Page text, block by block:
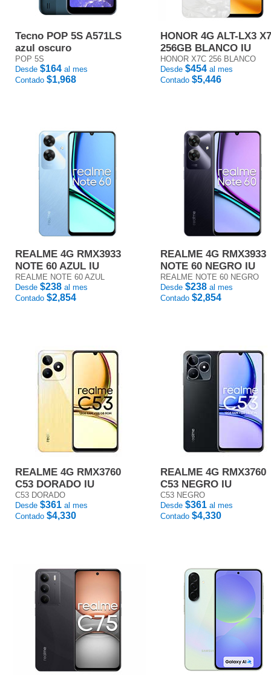
Tecno POP 5S A571LS
azul oscuro
POP 5S
Desde $164 al mes
Contado $1,968
HONOR 4G ALT-LX3
256GB BLANCO IU
HONOR X7C 256 BLANCO
Desde $454 al mes
Contado $5,446
REALME 4G RMX3933
NOTE 60 AZUL IU
REALME NOTE 60 AZUL
Desde $238 al mes
Contado $2,854
REALME 4G RMX3933
NOTE 60 NEGRO IU
REALME NOTE 60 NEGRO
Desde $238 al mes
Contado $2,854
REALME 4G RMX3760
C53 DORADO IU
C53 DORADO
Desde $361 al mes
Contado $4,330
REALME 4G RMX3760
C53 NEGRO IU
C53 NEGRO
Desde $361 al mes
Contado $4,330